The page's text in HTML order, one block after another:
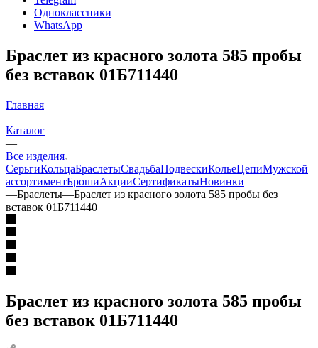
Одноклассники
WhatsApp
Браслет из красного золота 585 пробы
без вставок 01Б711440
Главная
—
Каталог
—
Все изделия
СерьгиКольцаБраслетыСвадьбаПодвескиКольеЦепиМужской
ассортиментБрошиАкцииСертификатыНовинки
—Браслеты—Браслет из красного золота 585 пробы без
вставок 01Б711440
Браслет из красного золота 585 пробы
без вставок 01Б711440